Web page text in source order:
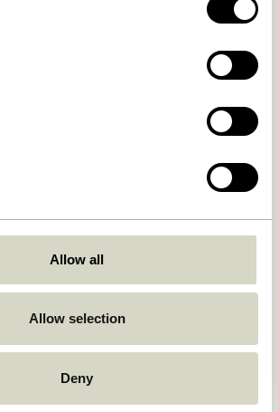
Allow all
Allow selection
Deny
Bleu/Jaune
699,00
Ajouter au panier